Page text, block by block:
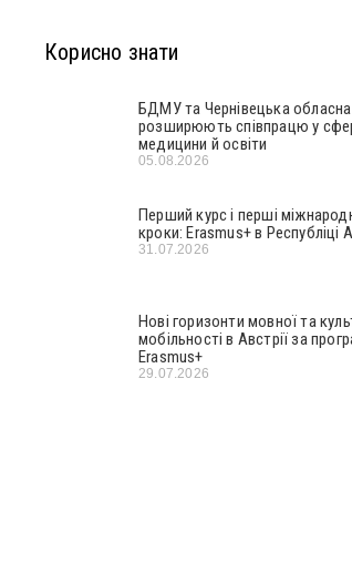
Корисно знати
БДМУ та Чернівецька
розширюють співпрацю у
медицини й освіти
05.08.2026
Перший курс і перші
кроки: Erasmus+ в Республіці
31.07.2026
Нові горизонти мовної та
мобільності в Австрії за
Erasmus+
29.07.2026